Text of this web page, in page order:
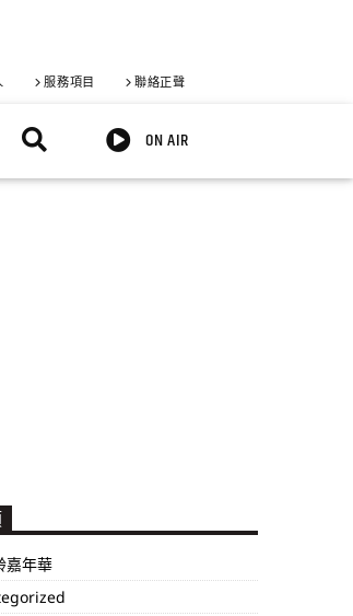
服務項目 聯絡正聲
ON AIR
嘉年華